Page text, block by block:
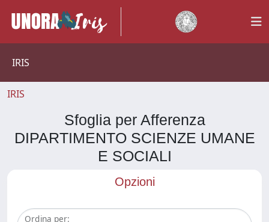
IRIS
IRIS
Sfoglia per Afferenza
DIPARTIMENTO SCIENZE UMANE
E SOCIALI
Opzioni
Ordina per: